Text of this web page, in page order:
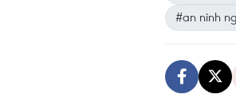
#an ninh